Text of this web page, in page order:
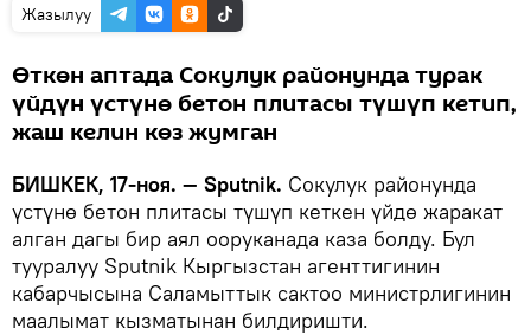
Жазылуу
Өткөн аптада Сокулук районунда турак
үйдүн үстүнө бетон плитасы түшүп кетип,
жаш келин көз жумган
БИШКЕК, 17-ноя. — Sputnik. Сокулук районунда
үстүнө бетон плитасы түшүп кеткен үйдө жаракат
алган дагы бир аял ооруканада каза болду. Бул
тууралуу Sputnik Кыргызстан агенттигинин
кабарчысына Саламыттык сактоо министрлигинин
маалымат кызматынан билдиришти.